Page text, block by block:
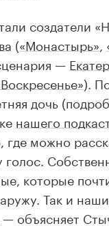
создатели
(«Монастырь»
—
).
дочь
нашего
можно
голос.
которые
Так и
объясняет